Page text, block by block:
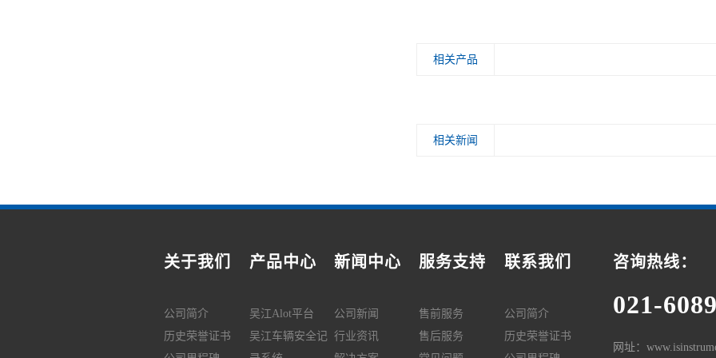
相关产品
相关新闻
关于我们
公司简介
历史荣誉证书
产品中心
吴江Alot平台
吴江车辆安全记
新闻中心
公司新闻
行业资讯
服务支持
售前服务
售后服务
联系我们
公司简介
历史荣誉证书
咨询热线：
021-
网址：